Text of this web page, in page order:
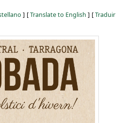
] [Translate to English ] [Traduir